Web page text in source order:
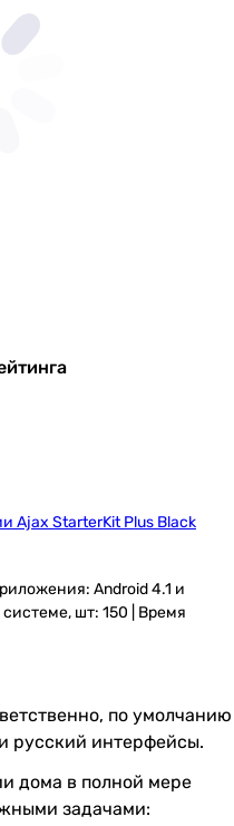
Ajax StarterKit Plus Black
Android 4.1 и
шт: 150 | Время
по умолчанию
русский интерфейсы.
дома в полной мере
задачами: